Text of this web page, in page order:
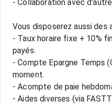
- Collaboration avec
Vous disposerez aussi des
- Taux horaire fixe + 10%
payés.
- Compte Epargne Temps
moment.
- Acompte de paie
- Aides diverses (via